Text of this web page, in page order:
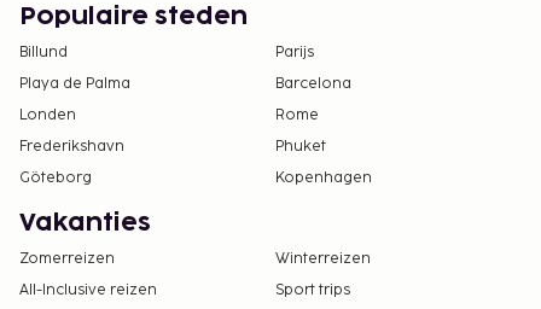
Populaire steden
Billund
Parijs
Playa de Palma
Barcelona
Londen
Rome
Frederikshavn
Phuket
Göteborg
Kopenhagen
Vakanties
Zomerreizen
Winterreizen
All-Inclusive reizen
Sport trips